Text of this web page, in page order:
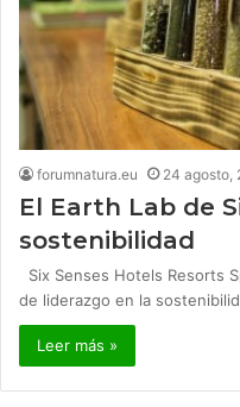
forumnatura.eu 24 agosto,
El Earth Lab de
sostenibilidad
Six Senses Hotels Resorts
de liderazgo en la
Leer más »